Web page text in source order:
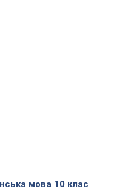
мова 10 клас